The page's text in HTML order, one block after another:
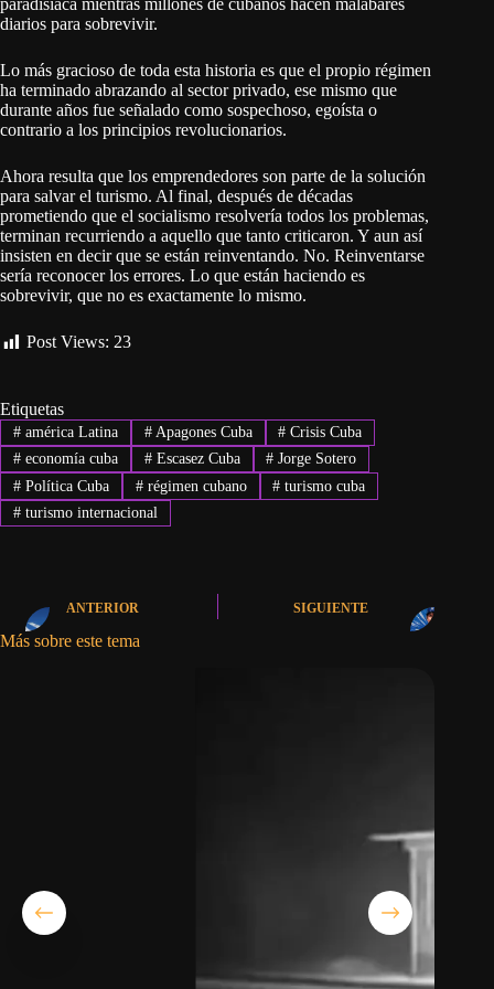
paradisíaca mientras millones de cubanos hacen malabares
diarios para sobrevivir.
Lo más gracioso de toda esta historia es que el propio régimen
ha terminado abrazando al sector privado, ese mismo que
durante años fue señalado como sospechoso, egoísta o
contrario a los principios revolucionarios.
Ahora resulta que los emprendedores son parte de la solución
para salvar el turismo. Al final, después de décadas
prometiendo que el socialismo resolvería todos los problemas,
terminan recurriendo a aquello que tanto criticaron. Y aun así
insisten en decir que se están reinventando. No. Reinventarse
sería reconocer los errores. Lo que están haciendo es
sobrevivir, que no es exactamente lo mismo.
Post Views: 23
Etiquetas
#américa Latina #Apagones Cuba # Crisis Cuba
#economía cuba #Escasez Cuba # Jorge Sotero
#Política Cuba #régimen cubano # turismo cuba
#turismo internacional
ANTERIOR SIGUIENTE
Más sobre este tema